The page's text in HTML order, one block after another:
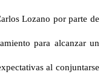
Lozano por parte de
para alcanzar un
al conjuntarse